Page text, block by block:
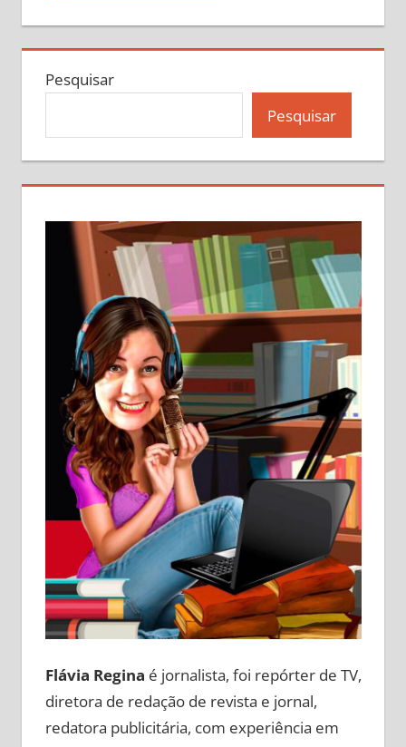
Pesquisar
Pesquisar
Flávia Regina é jornalista, foi repórter de TV,
diretora de redação de revista e jornal,
redatora publicitária, com experiência em